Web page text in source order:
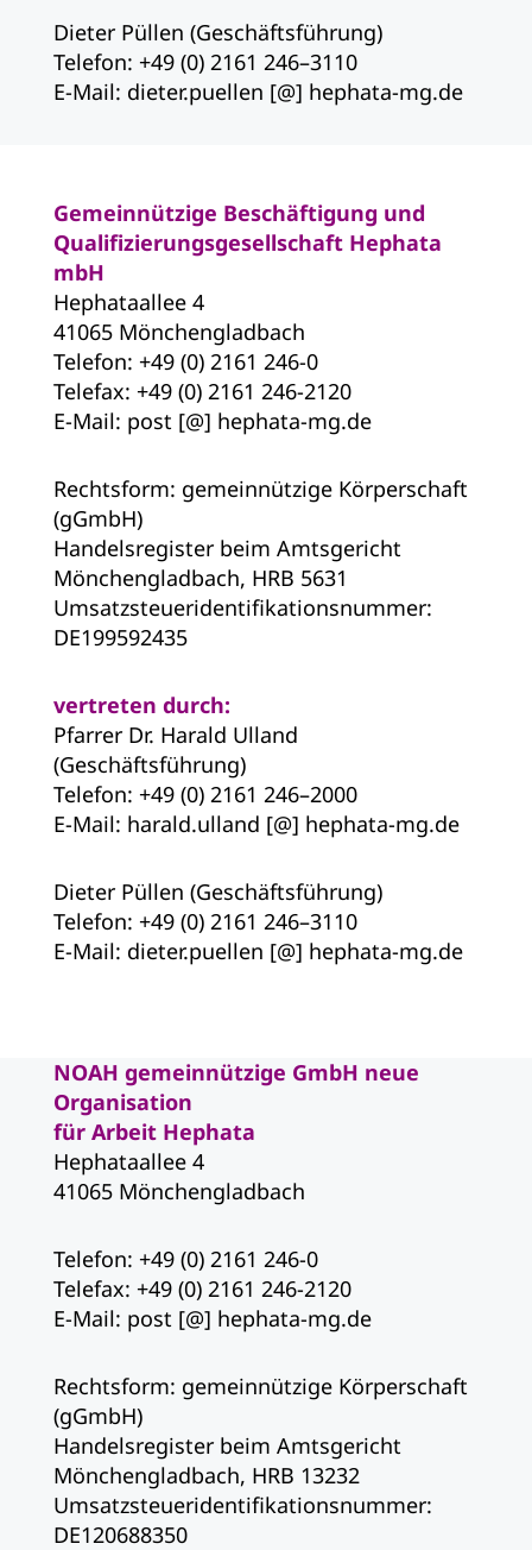
Dieter Püllen (Geschäftsführung)
Telefon: +49 (0) 2161 246–3110
E-Mail: dieter.puellen [@] hephata-mg.de
Gemeinnützige Beschäftigung und
Qualifizierungsgesellschaft Hephata
mbH
Hephataallee 4
41065 Mönchengladbach
Telefon: +49 (0) 2161 246-0
Telefax: +49 (0) 2161 246-2120
E-Mail: post [@] hephata-mg.de
Rechtsform: gemeinnützige Körperschaft
(gGmbH)
Handelsregister beim Amtsgericht
Mönchengladbach, HRB 5631
Umsatzsteueridentifikationsnummer:
DE199592435
vertreten durch:
Pfarrer Dr. Harald Ulland
(Geschäftsführung)
Telefon: +49 (0) 2161 246–2000
E-Mail: harald.ulland [@] hephata-mg.de
Dieter Püllen (Geschäftsführung)
Telefon: +49 (0) 2161 246–3110
E-Mail: dieter.puellen [@] hephata-mg.de
NOAH gemeinnützige GmbH neue
Organisation
für Arbeit Hephata
Hephataallee 4
41065 Mönchengladbach
Telefon: +49 (0) 2161 246-0
Telefax: +49 (0) 2161 246-2120
E-Mail: post [@] hephata-mg.de
Rechtsform: gemeinnützige Körperschaft
(gGmbH)
Handelsregister beim Amtsgericht
Mönchengladbach, HRB 13232
Umsatzsteueridentifikationsnummer:
DE120688350